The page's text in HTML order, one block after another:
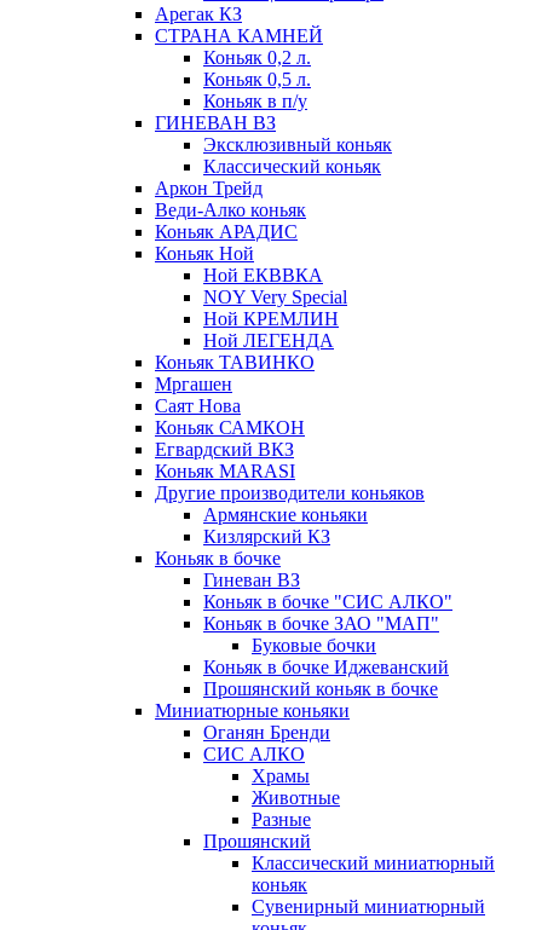
Арегак КЗ
СТРАНА КАМНЕЙ
Коньяк 0,2 л.
Коньяк 0,5 л.
Коньяк в п/у
ГИНЕВАН ВЗ
Эксклюзивный коньяк
Классический коньяк
Аркон Трейд
Веди-Алко коньяк
Коньяк АРАДИС
Коньяк Ной
Ной ЕКВВКА
NOY Very Special
Ной КРЕМЛИН
Ной ЛЕГЕНДА
Коньяк ТАВИНКО
Мргашен
Саят Нова
Коньяк САМКОН
Егвардский ВКЗ
Коньяк MARASI
Другие производители коньяков
Армянские коньяки
Кизлярский КЗ
Коньяк в бочке
Гиневан ВЗ
Коньяк в бочке "СИС АЛКО"
Коньяк в бочке ЗАО "МАП"
Буковые бочки
Коньяк в бочке Иджеванский
Прошянский коньяк в бочке
Миниатюрные коньяки
Оганян Бренди
СИС АЛКО
Храмы
Животные
Разные
Прошянский
Классический миниатюрный
коньяк
Сувенирный миниатюрный